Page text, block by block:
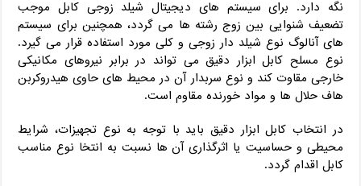
نگه دارد. برای سیستم های دیجیتال شیلد زوجی کابل موجب
تضعیف شنوایی بین زوج رشته ها می گردد، همچنین برای سیستم
های آنالوگ نوع شیلد دار زوجی و کلی مورد استفاده قرار می گیرد.
نوع مسلح کابل ابزار دقیق می تواند در برابر نیروهای مکانیکی
خارجی مقاوت کند و نوع سربدار آن در محیط های حاوی هیدروکربن
هاف حلال ها و مواد خورنده مقاوم است.
در انتخاب کابل ابزار دقیق باید با توجه به نوع تجهیزات، شرایط
محیطی و حساسیت یا اثرگذاری آن ها نسبت به انتخا نوع مناسب
کابل اقدام گردد.